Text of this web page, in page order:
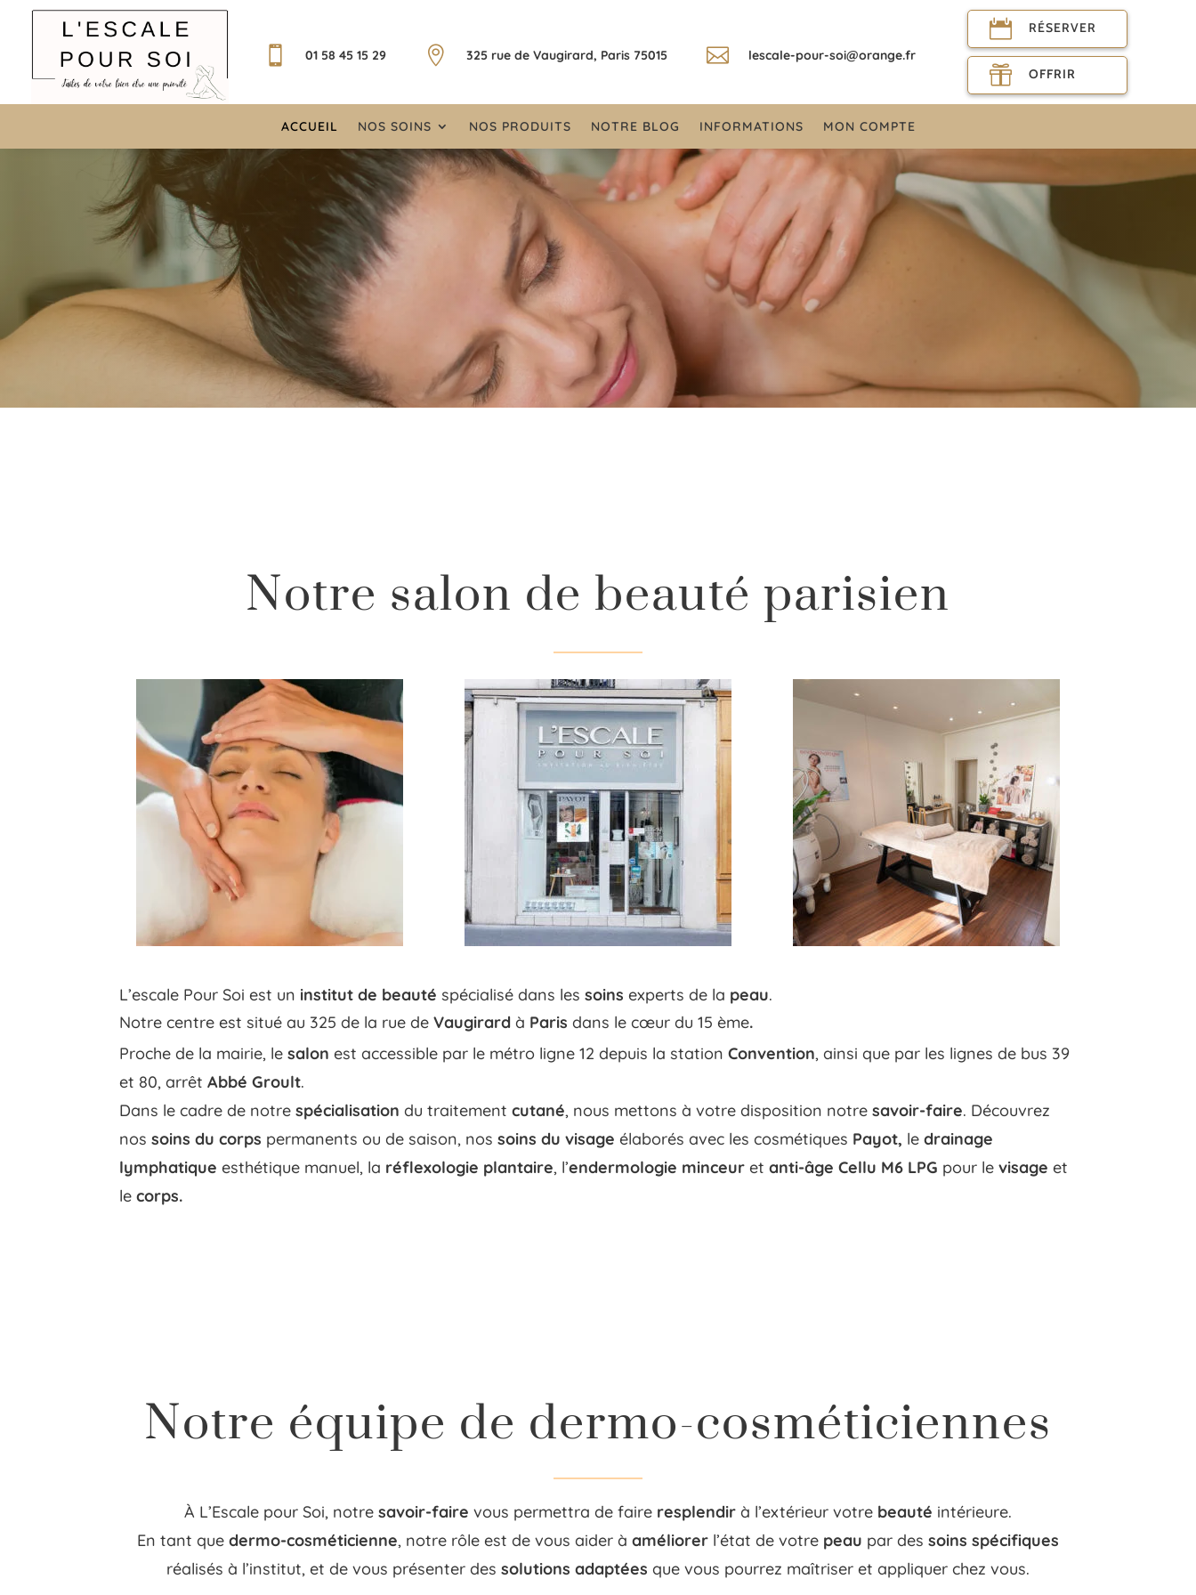
 01 58 45 15 29  325 rue de Vaugirard, Paris 75015  lescale-pour-soi@orange.fr
 RÉSERVER
 OFFRIR
ACCUEIL NOS SOINS NOS PRODUITS NOTRE BLOG INFORMATIONS MON COMPTE
Notre salon de beauté parisien
L’escale Pour Soi est un institut de beauté spécialisé dans lessoins experts de la peau.
Notre centre est situé au 325 de la rue deVaugirardà Paris dans le cœur du 15 ème.
Proche de la mairie, lesalon est accessible par le métro ligne 12 depuis la stationConvention, ainsi que par les lignes de bus 39
et 80, arrêtAbbé Groult.
Dans le cadre de notrespécialisation du traitementcutané, nous mettons à votre disposition notresavoir-faire. Découvrez
nossoins du corps permanents ou de saison, nos soins du visageélaborés avec les cosmétiques Payot, ledrainage
lymphatique esthétique manuel, la réflexologie plantaire, l’endermologie minceur etanti-âge Cellu M6 LPG pour levisage et
lecorps.
Notre équipe de dermo-cosméticiennes
À L’Escale pour Soi, notre savoir-faire vous permettra de faire resplendir à l’extérieur votre beauté intérieure.
En tant que dermo-cosméticienne, notre rôle est de vous aider à améliorer l’état de votre peau par des soins spécifiques
réalisés à l’institut, et de vous présenter des solutions adaptées que vous pourrez maîtriser et appliquer chez vous.